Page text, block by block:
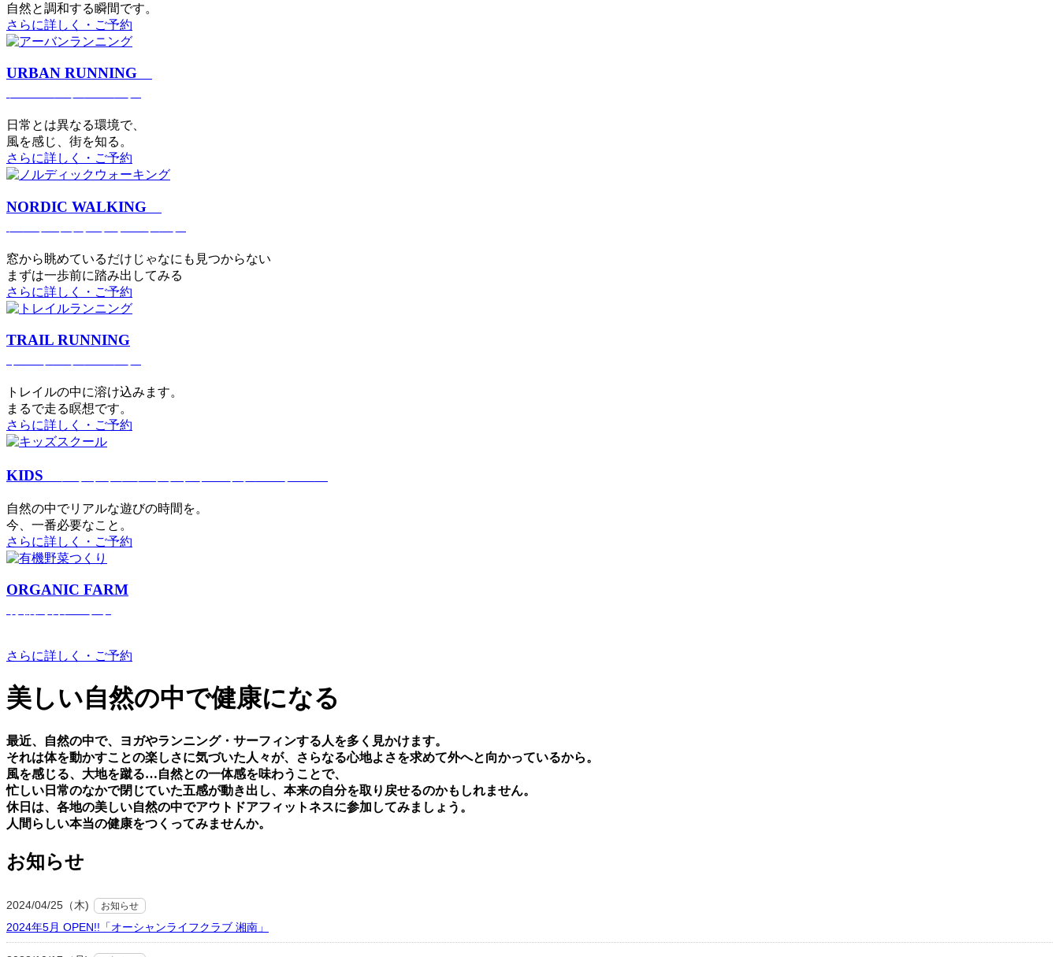
⾃然と調和する瞬間です。
さらに詳しく・ご予約
URBAN RUNNING
日常とは異なる環境で、
風を感じ、街を知る。
さらに詳しく・ご予約
NORDIC WALKING
窓から眺めているだけじゃなにも見つからない
まずは一歩前に踏み出してみる
さらに詳しく・ご予約
TRAIL RUNNING
トレイルの中に溶け込みます。
まるで⾛る瞑想です。
さらに詳しく・ご予約
KIDS
⾃然の中でリアルな遊びの時間を。
今、⼀番必要なこと。
さらに詳しく・ご予約
ORGANIC FARM
さらに詳しく・ご予約
美しい⾃然の中で健康になる
最近、⾃然の中で、ヨガやランニング・サーフィンする⼈を多く⾒かけます。
それは体を動かすことの楽しさに気づいた⼈々が、さらなる⼼地よさを求めて外へと向かっているから。
⾵を感じる、⼤地を蹴る…⾃然との⼀体感を味わうことで、
忙しい⽇常のなかで閉じていた五感が動き出し、本来の⾃分を取り戻せるのかもしれません。
休⽇は、各地の美しい⾃然の中でアウトドアフィットネスに参加してみましょう。
⼈間らしい本当の健康をつくってみませんか。
お知らせ
2024/04/25（木) お知らせ
2024年5月 OPEN!!「オーシャンライフクラブ 湘南」